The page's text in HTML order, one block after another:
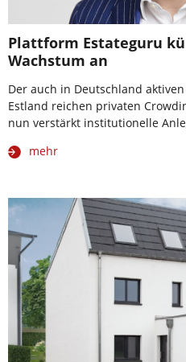
Plattform Estateguru
Wachstum an
Der auch in Deutschland
Estland reichen privaten
nun verstärkt institutionelle
mehr